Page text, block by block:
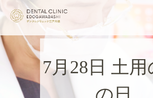
7月28日 土